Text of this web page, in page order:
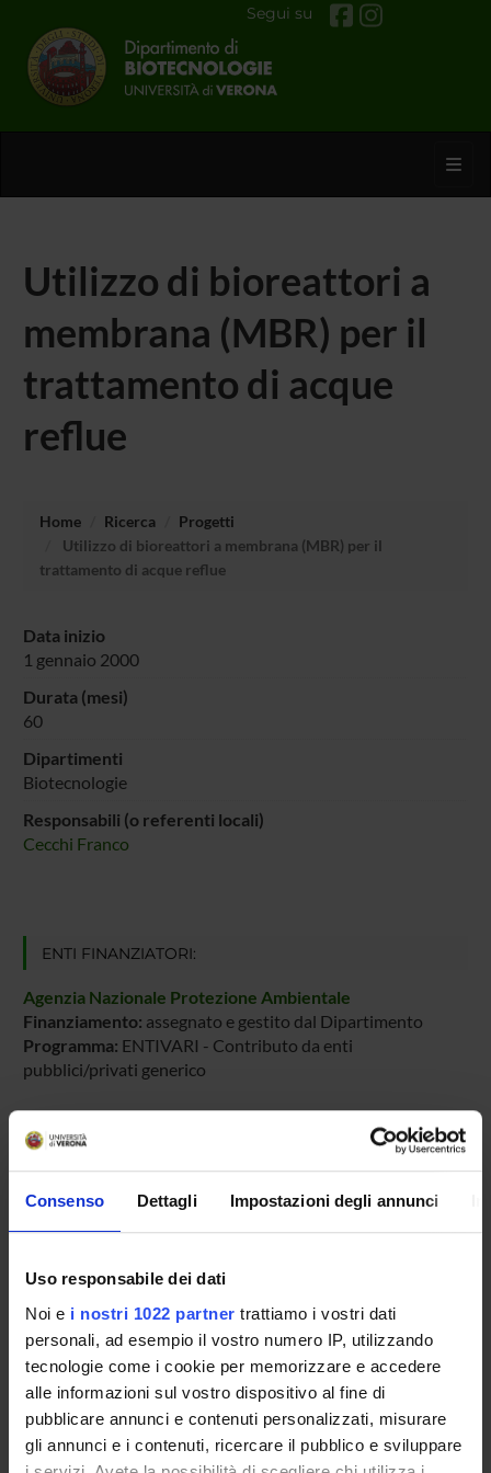
Consenso Dettagli Impostazioni degli annunci
Uso responsabile dei dati
Noi e i nostri 1022 partner trattiamo i vostri dati
personali, ad esempio il vostro numero IP, utilizzando
tecnologie come i cookie per memorizzare e accedere
alle informazioni sul vostro dispositivo al fine di
pubblicare annunci e contenuti personalizzati, misurare
gli annunci e i contenuti, ricercare il pubblico e sviluppare
Segui su
Utilizzo di bioreattori a
membrana (MBR) per il
trattamento di acque
reflue
Home Ricerca
Progetti
Utilizzo di bioreattori a membrana (MBR) per il
trattamento di acque reflue
Data inizio
1 gennaio 2000
Durata (mesi)
60
Dipartimenti
Biotecnologie
Responsabili (o referenti locali)
Cecchi Franco
ENTI FINANZIATORI:
Agenzia Nazionale Protezione Ambientale
Finanziamento: assegnato e gestito dal Dipartimento
Programma: ENTIVARI - Contributo da enti
pubblici/privati generico
David Bolzonella
Professore ordinario
Franco Cecchi
Laura Innocenti
AREE DI RICERCA COINVOLTE DAL PROGETTO
Environmental Engineering & Energy